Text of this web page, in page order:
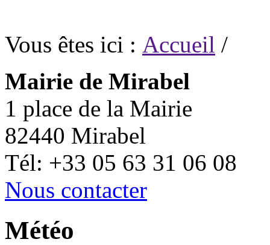
Vous êtes ici : Accueil /
Mairie de Mirabel
1 place de la Mairie
82440 Mirabel
Tél: +33 05 63 31 06 08
Nous contacter
Météo